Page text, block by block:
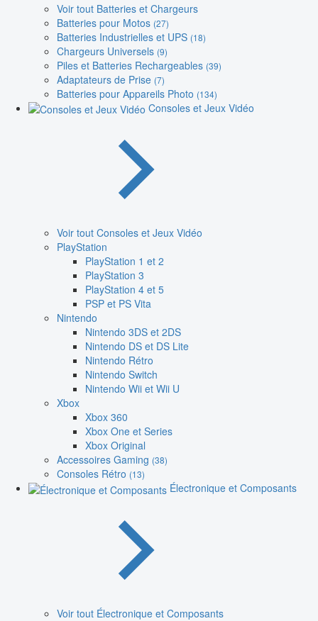
Voir tout Batteries et Chargeurs
Batteries pour Motos (27)
Batteries Industrielles et UPS (18)
Chargeurs Universels (9)
Piles et Batteries Rechargeables (39)
Adaptateurs de Prise (7)
Batteries pour Appareils Photo (134)
Consoles et Jeux Vidéo
Voir tout Consoles et Jeux Vidéo
PlayStation
PlayStation 1 et 2
PlayStation 3
PlayStation 4 et 5
PSP et PS Vita
Nintendo
Nintendo 3DS et 2DS
Nintendo DS et DS Lite
Nintendo Rétro
Nintendo Switch
Nintendo Wii et Wii U
Xbox
Xbox 360
Xbox One et Series
Xbox Original
Accessoires Gaming (38)
Consoles Rétro (13)
Électronique et Composants
Voir tout Électronique et Composants